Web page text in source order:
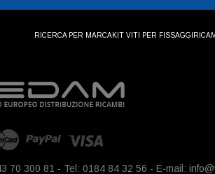
RICERCA PER MARCAKIT VITI PER FISSAGGI
70 300 81 - Tel: 0184 84 32 56 - E-mail: